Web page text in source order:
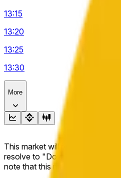
13:15
13:20
13:25
13:30
More
This market will resolve to "Up"
resolve to "Down". The
note that this market is about